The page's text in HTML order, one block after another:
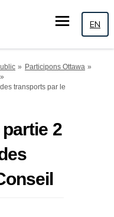
EN
Participons Ottawa
transports par le
2